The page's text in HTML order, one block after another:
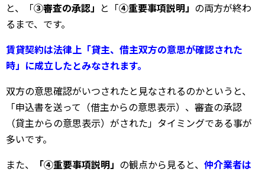
と、「③審査の承認」 と「④重要事項説明」 の両方が終わ
るまで、です。
賃貸契約は法律上「貸主、借主双方の意思が確認された
時」に成立したとみなされます。
双方の意思確認がいつされたと見なされるのかというと、
「申込書を送って（借主からの意思表示）、審査の承認
（貸主からの意思表示）がされた」タイミングである事が
多いです。
また、
「④重要事項説明」 の観点から見ると、 仲介業者は